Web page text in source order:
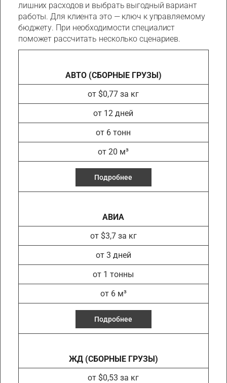
лишних расходов и выбрать выгодный вариант
работы. Для клиента это — ключ к управляемому
бюджету. При необходимости специалист
поможет рассчитать несколько сценариев.
АВТО (СБОРНЫЕ ГРУЗЫ)
от $0,77 за кг
от 12 дней
от 6 тонн
от 20 м³
Подробнее
АВИА
от $3,7 за кг
от 3 дней
от 1 тонны
от 6 м³
Подробнее
ЖД (СБОРНЫЕ ГРУЗЫ)
от $0,53 за кг